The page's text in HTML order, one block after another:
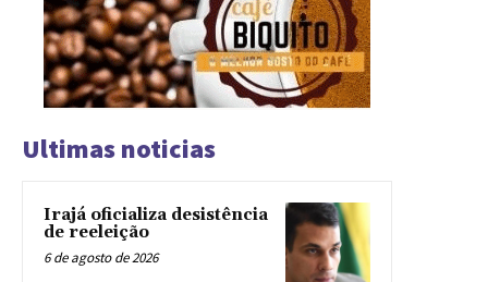
Ultimas noticias
Irajá oficializa desistência
de reeleição
6 de agosto de 2026